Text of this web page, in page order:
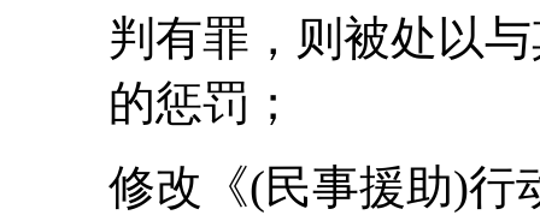
判有罪，则被处以
的惩罚；
修改《(民事援助)行